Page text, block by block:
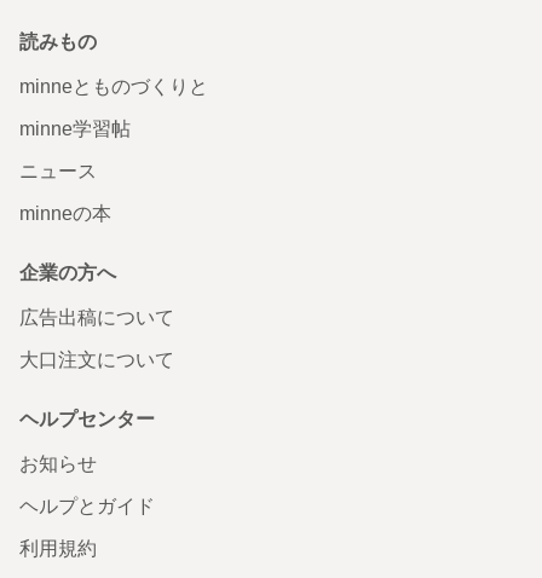
読みもの
minneとものづくりと
minne学習帖
ニュース
minneの本
企業の方へ
広告出稿について
大口注文について
ヘルプセンター
お知らせ
ヘルプとガイド
利用規約